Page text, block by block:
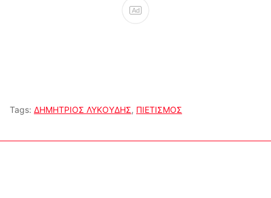
Ad
Tags: ΔΗΜΗΤΡΙΟΣ ΛΥΚΟΥΔΗΣ, ΠΙΕΤΙΣΜΟΣ